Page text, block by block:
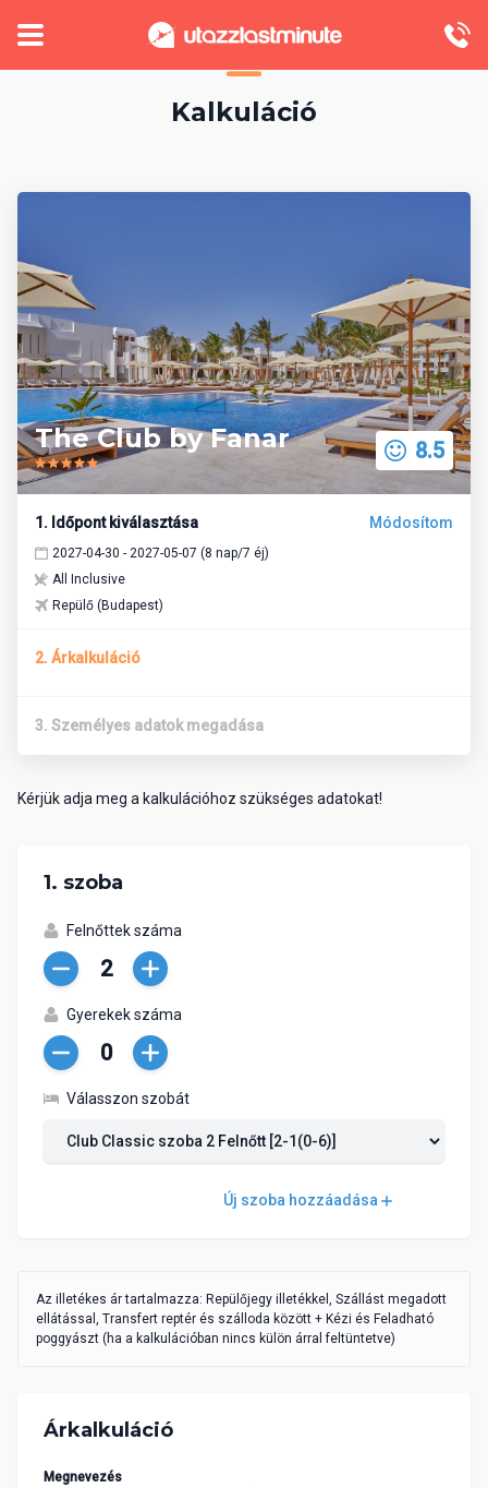
Kalkuláció
Kérjük adja meg a kalkulációhoz szükséges adatokat!
1. szoba
Felnőttek száma
Csökkentés Növelés
Gyerekek száma
Csökkentés Növelés
Válasszon szobát
Új szoba hozzáadása
Az illetékes ár tartalmazza: Repülőjegy illetékkel, Szállást megadott
ellátással, Transfert reptér és szálloda között + Kézi és Feladható
poggyászt (ha a kalkulációban nincs külön árral feltüntetve)
Árkalkuláció
Megnevezés
The Club by Fanar 8.5
1. Időpont kiválasztása Módosítom
2027-04-30 - 2027-05-07 (8 nap/7 éj)
All Inclusive
Repülő (Budapest)
2. Árkalkuláció
3. Személyes adatok megadása